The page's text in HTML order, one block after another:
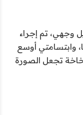
وجهي، تم إجراء
وابتسامتي أوسع
تجعل الصورة